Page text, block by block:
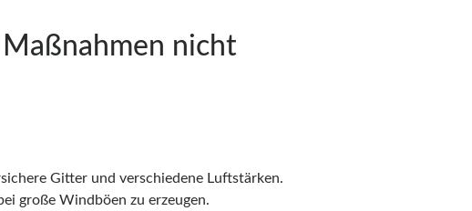
nicht
Gitter und verschiedene Luftstärken.
große Windböen zu erzeugen.